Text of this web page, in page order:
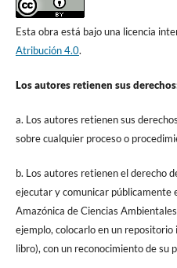
Esta obra está bajo una licencia
Atribución 4.0.
Los autores retienen sus
a. Los autores retienen sus
sobre cualquier proceso o
b. Los autores retienen el derecho
ejecutar y comunicar públicamente
Amazónica de Ciencias
ejemplo, colocarlo en un
libro), con un reconocimiento de su